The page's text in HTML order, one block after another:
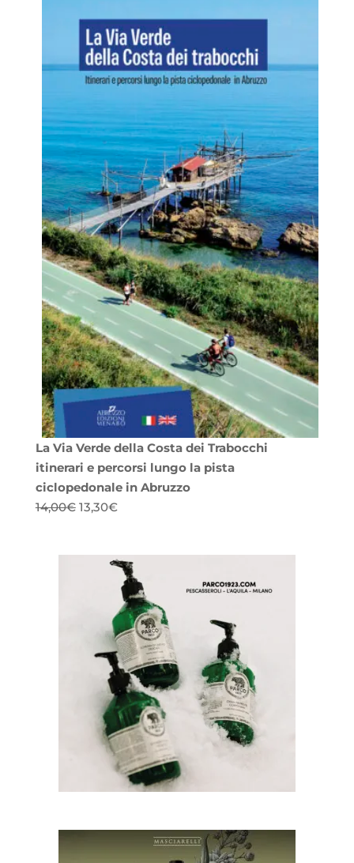
La Via Verde della Costa dei Trabocchi
itinerari e percorsi lungo la pista
ciclopedonale in Abruzzo
14,00€ Il
13,30€Il
è:
13,30€.